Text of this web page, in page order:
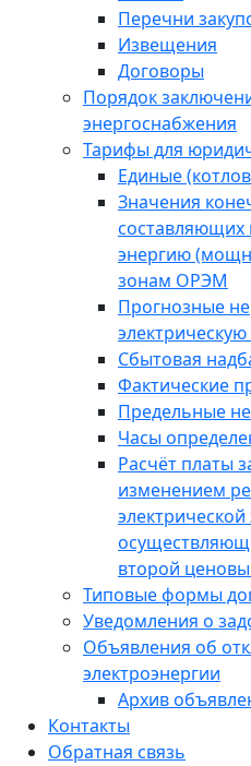
Перечни
Извещения
Договоры
Порядок
энергоснабжения
Тарифы для
Единые
Значения
составляющих
энергию
зонам ОРЭМ
Прогнозные
Сбытовая
Фактические
Предельные
Часы
Расчёт платы
изменением
электрической
второй
Типовые формы
Уведомления о
Объявления об
электроэнергии
Архив
Контакты
Обратная связь